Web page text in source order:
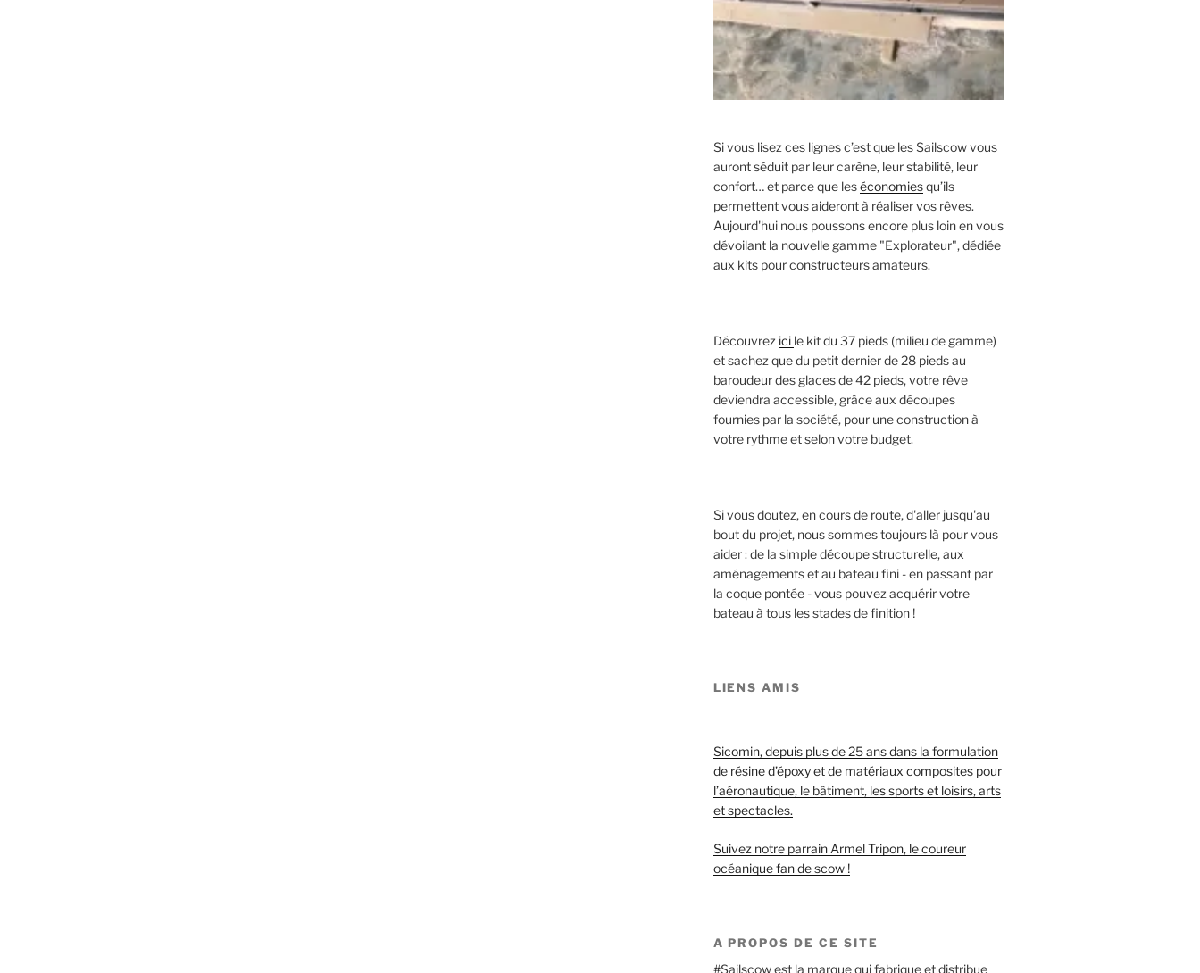
Si vous lisez ces lignes c’est que les Sailscow vous
auront séduit par leur carène, leur stabilité, leur
confort… et parce que leséconomiesqu’ils
permettent vous aideront à réaliser vos rêves.
Aujourd'hui nous poussons encore plus loin en vous
dévoilant la nouvelle gamme "Explorateur", dédiée
aux kits pour constructeurs amateurs.
Découvrez ici le kit du 37 pieds (milieu de gamme)
et sachez que du petit dernier de 28 pieds au
baroudeur des glaces de 42 pieds, votre rêve
deviendra accessible, grâce aux découpes
fournies par la société, pour une construction à
votre rythme et selon votre budget.
Si vous doutez, en cours de route, d'aller jusqu'au
bout du projet, nous sommes toujours là pour vous
aider : de la simple découpe structurelle, aux
aménagements et au bateau fini - en passant par
la coque pontée - vous pouvez acquérir votre
bateau à tous les stades de finition !
LIENS AMIS
Sicomin, depuis plus de 25 ans dans la formulation
de résine d’époxy et de matériaux composites pour
l’aéronautique, le bâtiment, les sports et loisirs, arts
et spectacles.
Suivez notre parrain Armel Tripon, le coureur
océanique fan de scow !
A PROPOS DE CE SITE
#Sailscow est la marque qui fabrique et distribue